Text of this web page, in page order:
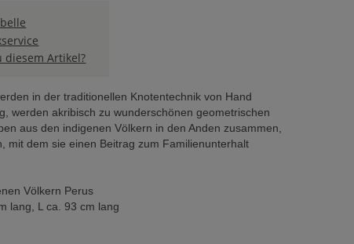
diesem Artikel?
in der traditionellen Knotentechnik von Hand
werden akribisch zu wunderschönen geometrischen
aus den indigenen Völkern in den Anden zusammen,
mit dem sie einen Beitrag zum Familienunterhalt
Völkern Perus
lang, L ca. 93 cm lang